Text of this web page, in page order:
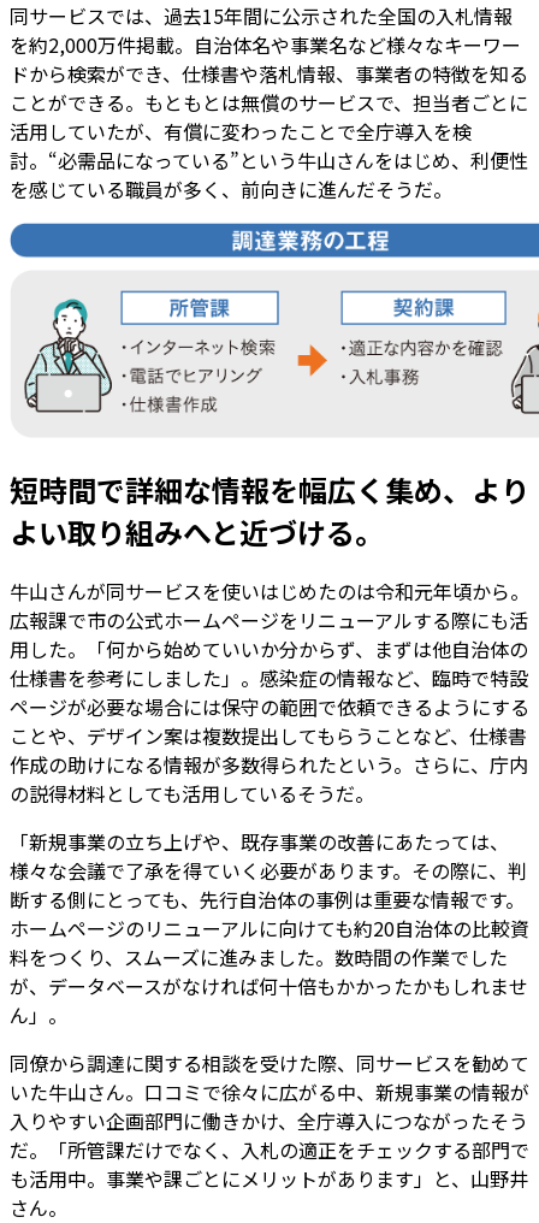
同サービスでは、過去15年間に公示された全国の入札情報
を約2,000万件掲載。自治体名や事業名など様々なキーワー
ドから検索ができ、仕様書や落札情報、事業者の特徴を知る
ことができる。もともとは無償のサービスで、担当者ごとに
活用していたが、有償に変わったことで全庁導入を検
討。“必需品になっている”という牛山さんをはじめ、利便性
を感じている職員が多く、前向きに進んだそうだ。
短時間で詳細な情報を幅広く集め、より
よい取り組みへと近づける。
牛山さんが同サービスを使いはじめたのは令和元年頃から。
広報課で市の公式ホームページをリニューアルする際にも活
用した。「何から始めていいか分からず、まずは他自治体の
仕様書を参考にしました」。感染症の情報など、臨時で特設
ページが必要な場合には保守の範囲で依頼できるようにする
ことや、デザイン案は複数提出してもらうことなど、仕様書
作成の助けになる情報が多数得られたという。さらに、庁内
の説得材料としても活用しているそうだ。
「新規事業の立ち上げや、既存事業の改善にあたっては、
様々な会議で了承を得ていく必要があります。その際に、判
断する側にとっても、先行自治体の事例は重要な情報です。
ホームページのリニューアルに向けても約20自治体の比較資
料をつくり、スムーズに進みました。数時間の作業でした
が、データベースがなければ何十倍もかかったかもしれませ
ん」。
同僚から調達に関する相談を受けた際、同サービスを勧めて
いた牛山さん。口コミで徐々に広がる中、新規事業の情報が
入りやすい企画部門に働きかけ、全庁導入につながったそう
だ。「所管課だけでなく、入札の適正をチェックする部門で
も活用中。事業や課ごとにメリットがあります」と、山野井
さん。